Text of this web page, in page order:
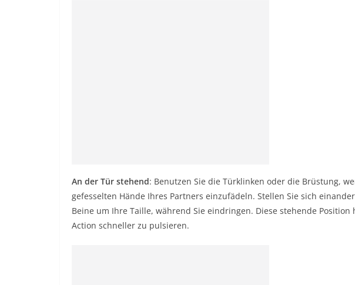
An der Tür stehend: Benutzen Sie die Türklinken oder die Brüstung,
gefesselten Hände Ihres Partners einzufädeln. Stellen Sie sich
Beine um Ihre Taille, während Sie eindringen. Diese stehende
Action schneller zu pulsieren.